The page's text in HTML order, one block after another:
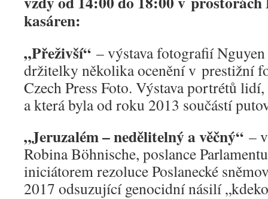
kasáren:
„Přeživší“ – výstava fotografií
držitelky několika ocenění v prestižní
Czech Press Foto. Výstava portrétů
a která byla od roku 2013 součástí
„Jeruzalém – nedělitelný a věčný“ –
Robina Böhnische, poslance
iniciátorem rezoluce Poslanecké
2017 odsuzující genocidní násilí